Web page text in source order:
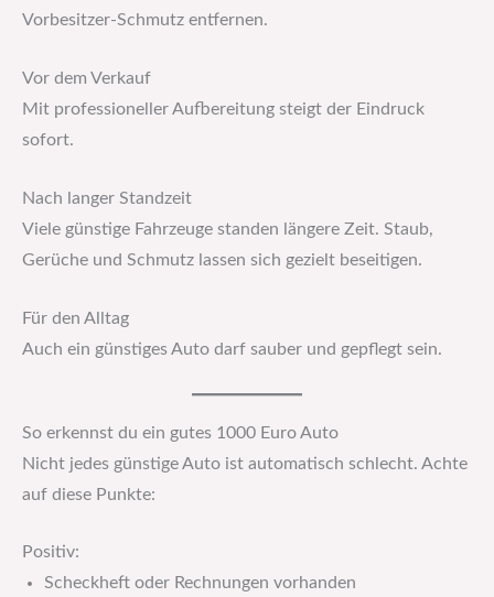
Vorbesitzer-Schmutz entfernen.
Vor dem Verkauf
Mit professioneller Aufbereitung steigt der Eindruck
sofort.
Nach langer Standzeit
Viele günstige Fahrzeuge standen längere Zeit. Staub,
Gerüche und Schmutz lassen sich gezielt beseitigen.
Für den Alltag
Auch ein günstiges Auto darf sauber und gepflegt sein.
So erkennst du ein gutes 1000 Euro Auto
Nicht jedes günstige Auto ist automatisch schlecht. Achte
auf diese Punkte:
Positiv:
Scheckheft oder Rechnungen vorhanden